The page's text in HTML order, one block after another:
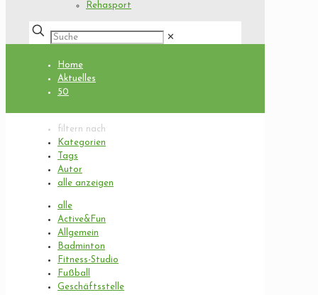
Rehasport
✕
Home
Aktuelles
50
filtern nach
Kategorien
Tags
Autor
alle anzeigen
alle
Active&Fun
Allgemein
Badminton
Fitness-Studio
Fußball
Geschäftsstelle